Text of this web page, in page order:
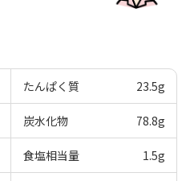
たんぱく質 23.5g
炭水化物 78.8g
食塩相当量 1.5g